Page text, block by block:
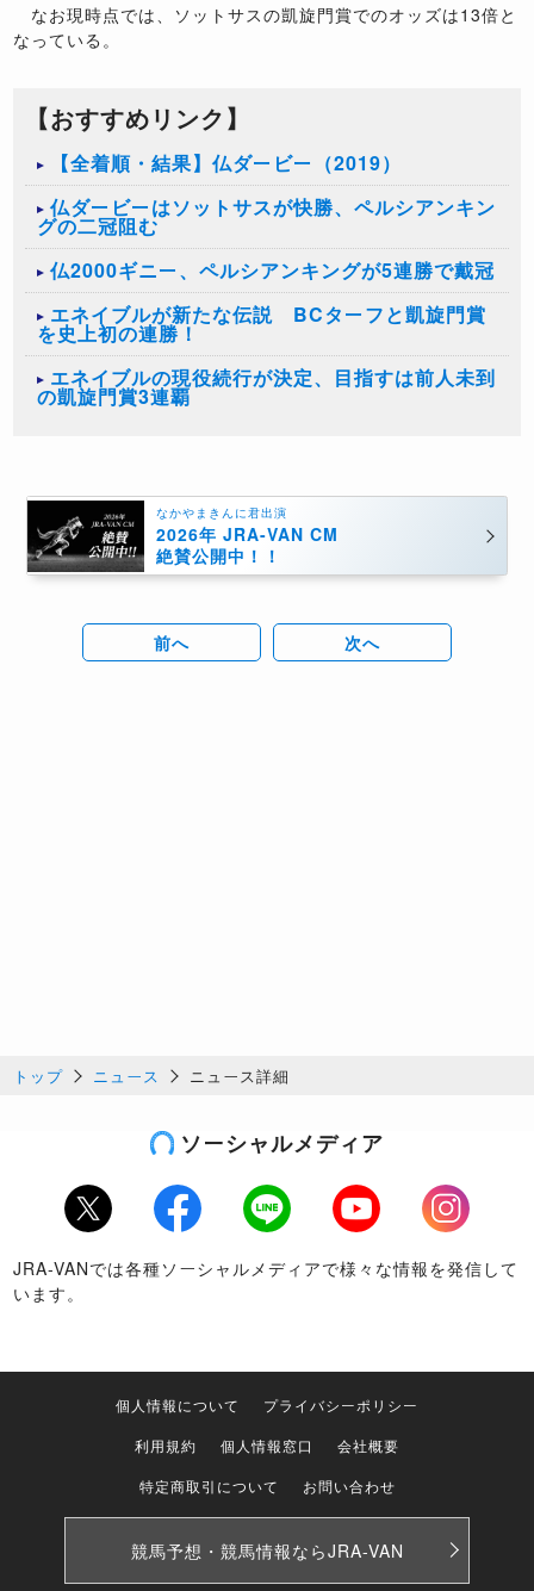
なお現時点では、ソットサスの凱旋門賞でのオッズは13倍と
なっている。
【おすすめリンク】
【全着順・結果】仏ダービー（2019）
仏ダービーはソットサスが快勝、ペルシアンキン
グの二冠阻む
仏2000ギニー、ペルシアンキングが5連勝で戴冠
エネイブルが新たな伝説 BCターフと凱旋門賞
を史上初の連勝！
エネイブルの現役続行が決定、目指すは前人未到
の凱旋門賞3連覇
なかやまきんに君出演
2026年 JRA-VAN CM
絶賛公開中！！
前へ 次へ
トップ ニュース ニュース詳細
ソーシャルメディア
Twitter Facebook LINE Youtube
Instagram
JRA-VANでは各種ソーシャルメディアで様々な情報を発信して
います。
個人情報について
プライバシーポリシー
利用規約
個人情報窓口
会社概要
特定商取引について
お問い合わせ
競馬予想・競馬情報ならJRA-VAN